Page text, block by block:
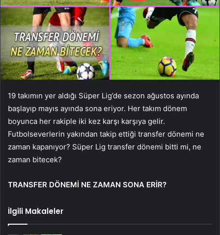
19 takımın yer aldığı Süper Lig’de sezon ağustos ayında
başlayıp mayıs ayında sona eriyor. Her takım dönem
boyunca her rakiple iki kez karşı karşıya gelir.
Futbolseverlerin yakından takip ettiği transfer dönemi ne
zaman kapanıyor? Süper Lig transfer dönemi bitti mi, ne
zaman bitecek?
TRANSFER DÖNEMİ NE ZAMAN SONA ERİR?
İlgili Makaleler